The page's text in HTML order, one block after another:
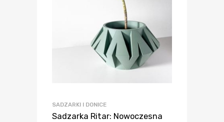
SADZARKI I DONICE
Sadzarka Ritar: Nowoczesna